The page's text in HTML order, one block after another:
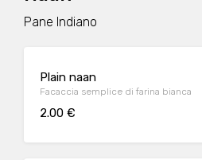
Pane Indiano
Plain naan
Facaccia semplice di farina bianca
2.00 €